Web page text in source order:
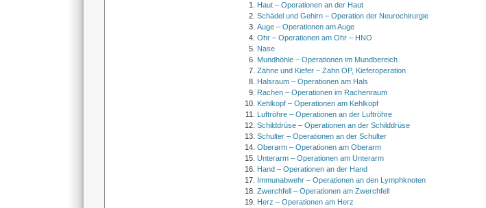
Haut – Operationen an der Haut
Schädel und Gehirn – Operation der Neurochirurgie
Auge – Operationen am Auge
Ohr – Operationen am Ohr – HNO
Nase
Mundhöhle – Operationen im Mundbereich
Zähne und Kiefer – Zahn OP, Kieferoperation
Halsraum – Operationen am Hals
Rachen – Operationen im Rachenraum
Kehlkopf – Operationen am Kehlkopf
Luftröhre – Operationen an der Luftröhre
Schilddrüse – Operationen an der Schilddrüse
Schulter – Operationen an der Schulter
Oberarm – Operationen am Oberarm
Unterarm – Operationen am Unterarm
Hand – Operationen an der Hand
Immunabwehr – Operationen an den Lymphknoten
Zwerchfell – Operationen am Zwerchfell
Herz – Operationen am Herz